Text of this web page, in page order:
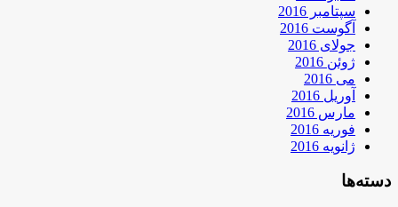
سپتامبر 2016
آگوست 2016
جولای 2016
ژوئن 2016
می 2016
آوریل 2016
مارس 2016
فوریه 2016
ژانویه 2016
دسته‌ها